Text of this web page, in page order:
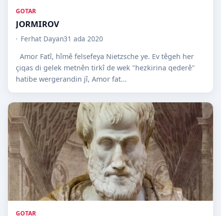
GOTAR
JORMIROV
Ferhat Dayan31 ada 2020
Amor Fatî, hîmê felsefeya Nietzsche ye. Ev têgeh her
çiqas di gelek metnên tirkî de wek "hezkirina qederê"
hatibe wergerandin jî, Amor fat...
GOTAR